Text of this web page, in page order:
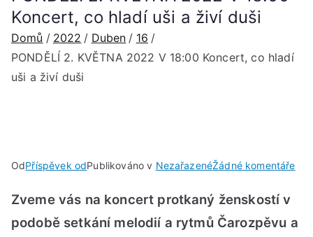
Koncert, co hladí uši a živí duši
Domů 2022 Duben
16
PONDĚLÍ 2. KVĚTNA 2022 V 18:00 Koncert, co hladí
uši a živí duši
OdPříspěvek odPublikováno v NezařazenéŽádné komentářeu
Zveme vás na koncert protkaný ženskostí v
podobě setkání melodií a rytmů Čarozpěvu a